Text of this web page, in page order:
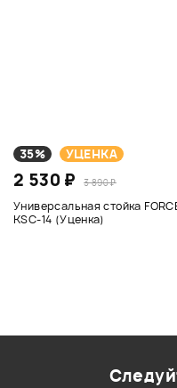
35% УЦЕНКА
2 530 ₽ 3 890 ₽
Универсальная стойка
KSC-14 (Уценка)